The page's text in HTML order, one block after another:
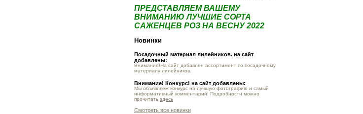
ПРЕДСТАВЛЯЕМ ВАШЕМУ
ВНИМАНИЮ ЛУЧШИЕ СОРТА
САЖЕНЦЕВ РОЗ НА ВЕСНУ 2022
Новинки
Посадочный материал лилейников. на сайт
добавлены:
Внимание!На сайт добавлен ассортимент по посадочному
материалу лилейников.
Внимание! Конкурс! на сайт добавлены:
Мы объявляем конкурс на лучшую фотографию и самый
информативный комментарий! Подробности можно
прочитать здесь
Смотреть все новинки